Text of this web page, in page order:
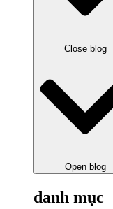
Close blog
Open blog
danh mục